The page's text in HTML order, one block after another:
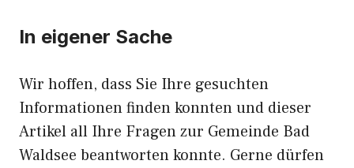
In eigener Sache
Wir hoffen, dass Sie Ihre gesuchten
Informationen finden konnten und dieser
Artikel all Ihre Fragen zur Gemeinde Bad
Waldsee beantworten konnte. Gerne dürfen